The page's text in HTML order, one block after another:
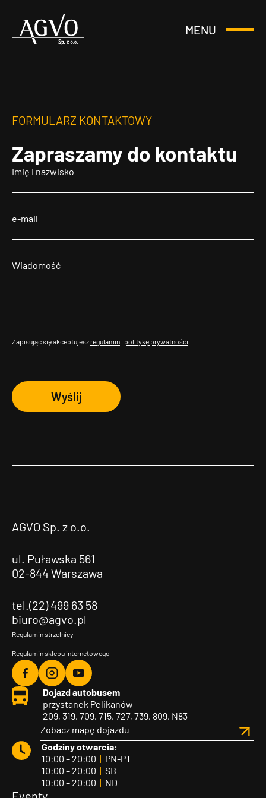
Header
MENU
Otwórz
FORMULARZ KONTAKTOWY
Zapraszamy do kontaktu
Zapisując się akceptujesz regulamin i politykę prywatności
Wyślij
AGVO Sp. z o.o.
ul. Puławska 561
02-844 Warszawa
tel.(22) 499 63 58
biuro@agvo.pl
Regulamin strzelnicy
Regulamin sklepu internetowego
Agvo
Facebook
Agvo
Instagram
Agvo
YouTube
Dojazd autobusem
przystanek Pelikanów
209, 319, 709, 715, 727, 739, 809, N83
Zobacz mapę dojazdu
Godziny otwarcia:
10:00 – 20:00 | PN-PT
10:00 – 20:00 | SB
10:00 – 20:00 | ND